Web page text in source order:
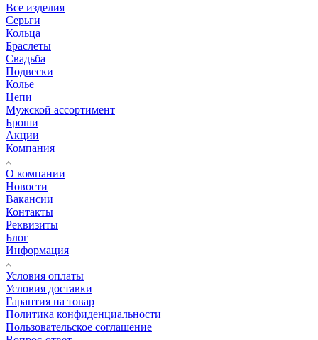
Все изделия
Серьги
Кольца
Браслеты
Свадьба
Подвески
Колье
Цепи
Мужской ассортимент
Броши
Акции
Компания
О компании
Новости
Вакансии
Контакты
Реквизиты
Блог
Информация
Условия оплаты
Условия доставки
Гарантия на товар
Политика конфиденциальности
Пользовательское соглашение